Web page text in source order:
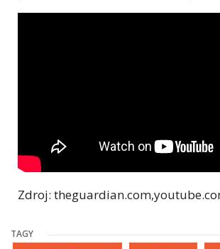
Zdroj:
TAGY